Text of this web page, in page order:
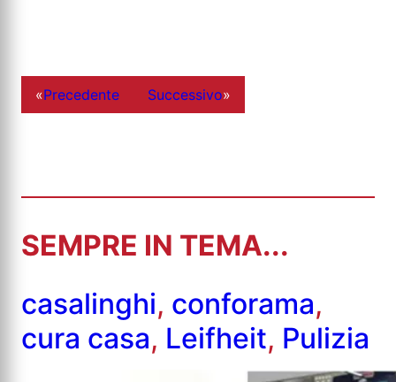
«Precedente Successivo»
SEMPRE IN TEMA...
casalinghi, conforama,
cura casa, Leifheit, Pulizia